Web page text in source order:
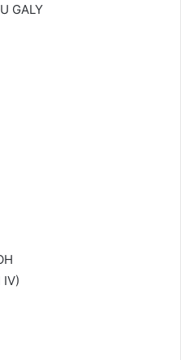
GALY
IV)